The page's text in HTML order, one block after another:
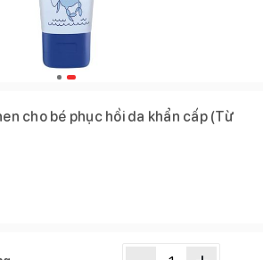
cho bé phục hồi da khẩn cấp (Từ